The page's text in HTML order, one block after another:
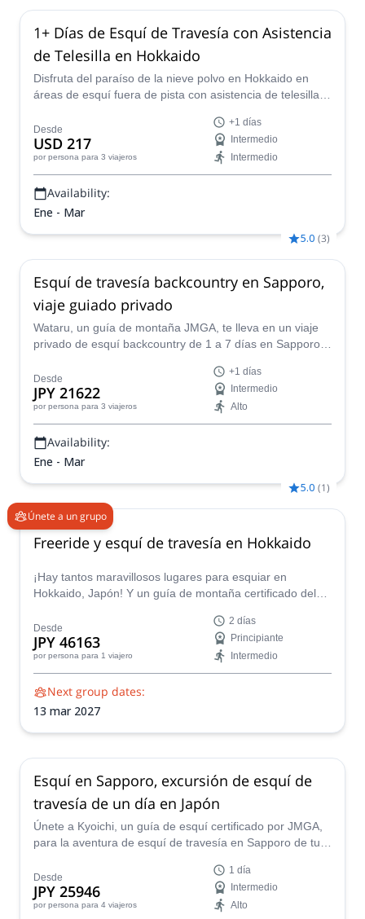
1+ Días de Esquí de Travesía con Asistencia
de Telesilla en Hokkaido
Disfruta del paraíso de la nieve polvo en Hokkaido en
áreas de esquí fuera de pista con asistencia de telesilla
o un tour de varios días hasta 7 días con un guía local
conocedor, puedes tener una gira de esquí inolvidable y
un Onsen después de esquiar.
Desde
USD 217
por persona para 3 viajeros
+1 días
Intermedio
Intermedio
Availability:
Ene - Mar
5.0 (3)
Esquí de travesía backcountry en Sapporo,
viaje guiado privado
Wataru, un guía de montaña JMGA, te lleva en un viaje
privado de esquí backcountry de 1 a 7 días en Sapporo,
disfrutando del tradicional Onsen y la cocina local.
Desde
JPY 21622
por persona para 3 viajeros
+1 días
Intermedio
Alto
Availability:
Ene - Mar
Únete a un grupo
5.0 (1)
Freeride y esquí de travesía en Hokkaido
¡Hay tantos maravillosos lugares para esquiar en
Hokkaido, Japón! Y un guía de montaña certificado del
variado programa de esquí de 9 días.
Desde
JPY 46163
por persona para 1 viajero
2 días
Principiante
Intermedio
Next group dates:
13 mar 2027
Esquí en Sapporo, excursión de esquí de
travesía de un día en Japón
Únete a Kyoichi, un guía de esquí certificado por JMGA,
para la aventura de esquí de travesía en Sapporo de tu
para esquí de travesía de la más alta calidad del mundo
en algunos de los mejores puntos de backcountry de la
isla.
Desde
JPY 25946
por persona para 4 viajeros
1 día
Intermedio
Alto